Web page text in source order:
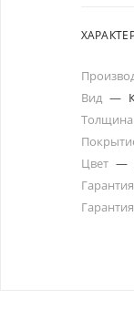
Вид —
Толщина
Цвет —